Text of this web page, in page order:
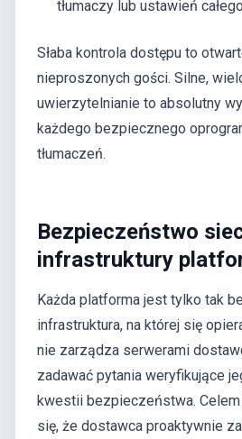
tłumaczy lub ustawień
Słaba kontrola dostępu to
nieproszonych gości. Silne,
uwierzytelnianie to absolutny
każdego bezpiecznego
tłumaczeń.
Bezpieczeństwo
infrastruktury
Każda platforma jest tylko tak
infrastruktura, na której się
nie zarządza serwerami
zadawać pytania weryfikujące
kwestii bezpieczeństwa.
się, że dostawca proaktywnie